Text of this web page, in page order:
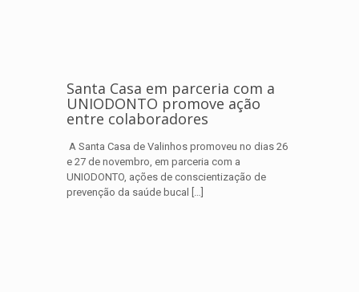
Santa Casa em parceria com a
UNIODONTO promove ação
entre colaboradores
A Santa Casa de Valinhos promoveu no dias 26
e 27 de novembro, em parceria com a
UNIODONTO, ações de conscientização de
prevenção da saúde bucal
[…]